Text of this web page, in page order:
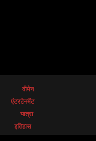
वीमेन
एंटरटेनमेंट
यात्रा
इतिहास